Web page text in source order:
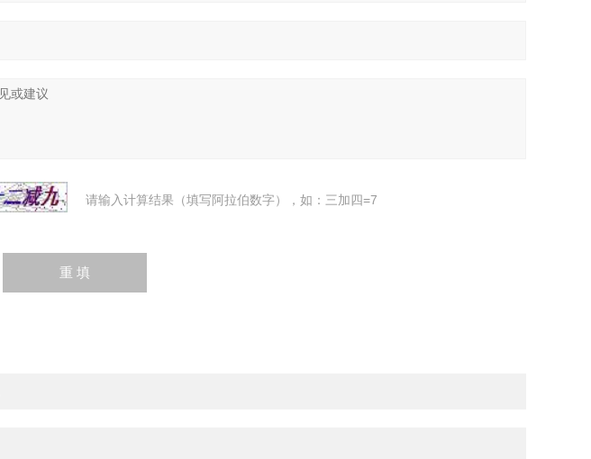
请输入计算结果（填写阿拉伯数字），如：三加四=7